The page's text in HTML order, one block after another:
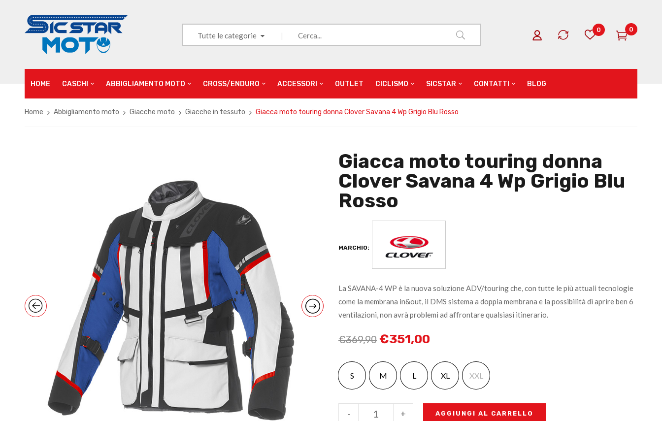
Tutte le categorie
0 0
HOME CASCHI ABBIGLIAMENTO MOTO CROSS/ENDURO ACCESSORI OUTLET CICLISMO SICSTAR CONTATTI BLOG
Home Abbigliamento moto Giacche moto Giacche in tessuto Giacca moto touring donna Clover Savana 4 Wp Grigio Blu Rosso
Giacca moto touring donna
Clover Savana 4 Wp Grigio Blu
Rosso
MARCHIO:
La SAVANA-4 WP è la nuova soluzione ADV/touring che, con tutte le più attuali tecnologie
come la membrana in&out, il DMS sistema a doppia membrana e la possibilità di aprire ben 6
ventilazioni, non avrà problemi ad affrontare qualsiasi itinerario.
€369,90 €351,00
S M L XL XXL
+
- AGGIUNGI AL CARRELLO